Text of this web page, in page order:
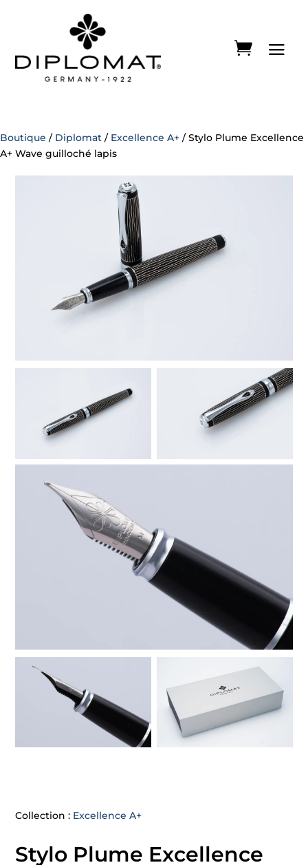
Boutique / Diplomat / Excellence A+ / Stylo Plume Excellence
A+ Wave guilloché lapis
Collection : Excellence A+
Stylo Plume Excellence